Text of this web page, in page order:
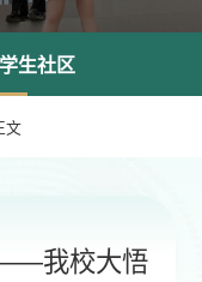
生社区
文
我校大悟